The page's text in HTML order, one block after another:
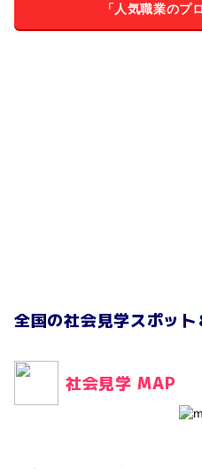
「人気職業のプ
全国の社会見学スポット
社会見学 MAP